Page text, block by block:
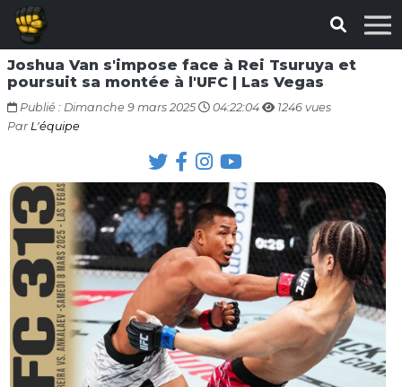
Joshua Van s'impose face à Rei Tsuruya et
poursuit sa montée à l'UFC | Las Vegas
Publié : Dimanche 9 mars 2025 04:22:04
1246 vues
Par L'équipe